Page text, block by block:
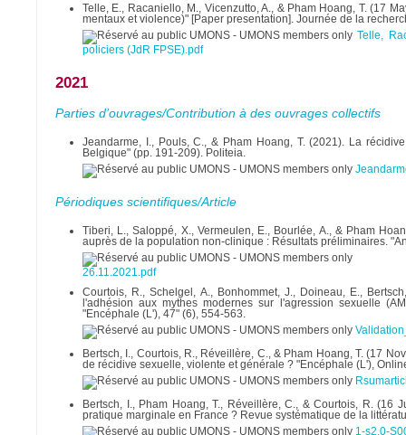
Telle, E., Racaniello, M., Vicenzutto, A., & Pham Hoang, T. (17
mentaux et violence)" [Paper presentation]. Journée de la
Telle,
policiers (JdR FPSE).pdf
2021
Parties d’ouvrages/Contribution à des ouvrages collectifs
Jeandarme, I., Pouls, C., & Pham Hoang, T. (2021). La
Belgique" (pp. 191-209). Politeia.
Périodiques scientifiques/Article
Tiberi, L., Saloppé, X., Vermeulen, E., Bourlée, A., & Pham
auprès de la population non-clinique : Résultats préliminaires.
26.11.2021.pdf
Courtois, R., Schelgel, A., Bonhommet, J., Doineau, E.,
l'adhésion aux mythes modernes sur l'agression sexuelle
"Encéphale (L'), 47" (6), 554-563.
Bertsch, I., Courtois, R., Réveillère, C., & Pham Hoang, T. (17
de récidive sexuelle, violente et générale ? "Encéphale (L'),
Bertsch, I., Pham Hoang, T., Réveillère, C., & Courtois, R.
pratique marginale en France ? Revue systématique de la
1-s2.0-